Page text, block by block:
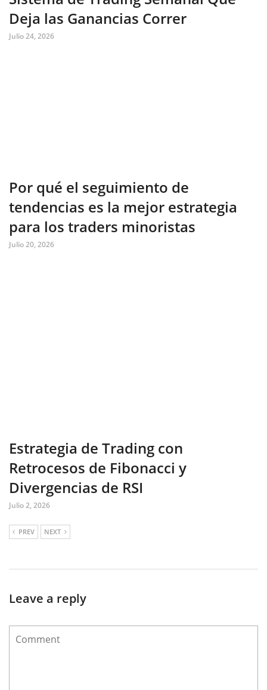
Deja las Ganancias Correr
Julio 24, 2026
Por qué el seguimiento de
tendencias es la mejor estrategia
para los traders minoristas
Julio 20, 2026
Estrategia de Trading con
Retrocesos de Fibonacci y
Divergencias de RSI
Julio 2, 2026
PREV NEXT
Leave a reply